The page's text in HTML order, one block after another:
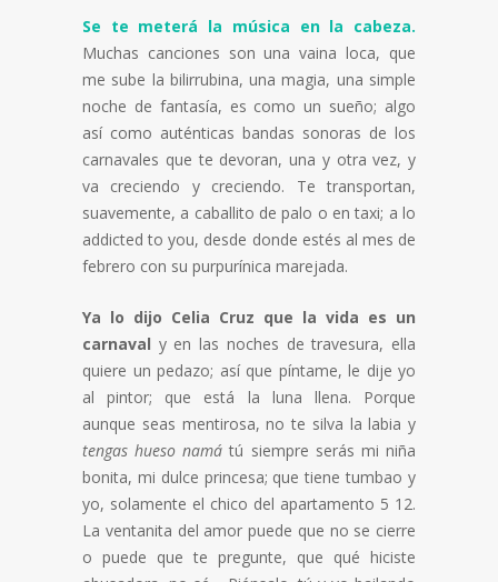
Se te meterá la música en la cabeza.
Muchas canciones son una vaina loca, que
me sube la bilirrubina, una magia, una simple
noche de fantasía, es como un sueño; algo
así como auténticas bandas sonoras de los
carnavales que te devoran, una y otra vez, y
va creciendo y creciendo. Te transportan,
suavemente, a caballito de palo o en taxi; a lo
addicted to you, desde donde estés al mes de
febrero con su purpurínica marejada.
Ya lo dijo Celia Cruz que la vida es un
carnaval y en las noches de travesura, ella
quiere un pedazo; así que píntame, le dije yo
al pintor; que está la luna llena. Porque
aunque seas mentirosa, no te silva la labia y
tengas hueso namá tú siempre serás mi niña
bonita, mi dulce princesa; que tiene tumbao y
yo, solamente el chico del apartamento 5 12.
La ventanita del amor puede que no se cierre
o puede que te pregunte, que qué hiciste